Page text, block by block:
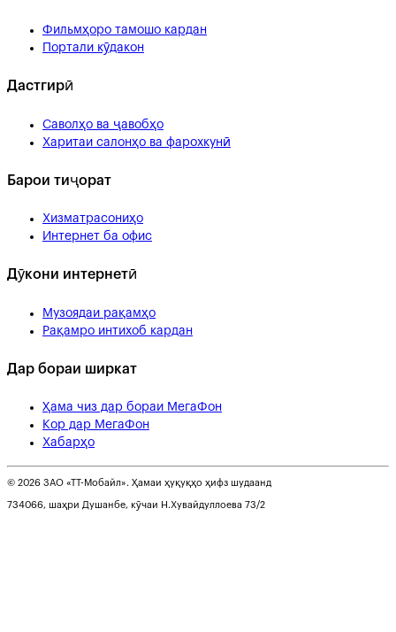
Фильмҳоро тамошо кардан
Портали кӯдакон
Дастгирӣ
Саволҳо ва ҷавобҳо
Харитаи салонҳо ва фарохкунӣ
Барои тиҷорат
Хизматрасониҳо
Интернет ба офис
Дӯкони интернетӣ
Музоядаи рақамҳо
Рақамро интихоб кардан
Дар бораи ширкат
Ҳама чиз дар бораи МегаФон
Кор дар МегаФон
Хабарҳо
© 2026 ЗАО «ТТ-Мобайл». Ҳамаи ҳуқуқҳо ҳифз шудаанд
734066, шаҳри Душанбе, кӯчаи Н.Хувайдуллоева 73/2